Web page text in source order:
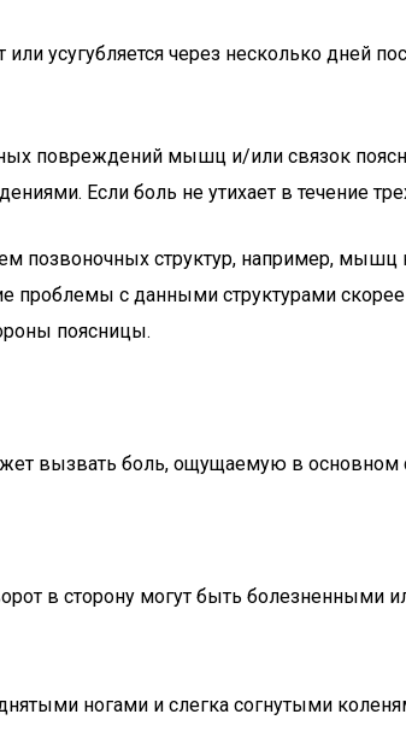
усугубляется через несколько дней
повреждений мышц и/или связок
Если боль не утихает в течение
позвоночных структур, например,
проблемы с данными структурами
поясницы.
вызвать боль, ощущаемую в основном
в сторону могут быть болезненными
ногами и слегка согнутыми